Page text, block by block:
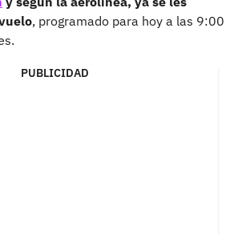
, programado para hoy a las 9:00
PUBLICIDAD